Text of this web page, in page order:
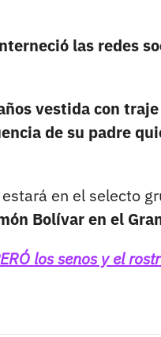
las redes
vestida con
de su padre
en el selecto
Bolívar en el
los senos y el